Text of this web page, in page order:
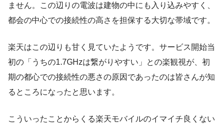
ません。この辺りの電波は建物の中にも入り込みやすく、
都会の中心での接続性の高さを担保する大切な帯域です。
楽天はこの辺りも甘く見ていたようです。サービス開始当
初の「うちの1.7GHzは繋がりやすい」との楽観視が、初
期の都心での接続性の悪さの原因であったのは皆さんが知
るところになったと思います。
こういったことからくる楽天モバイルのイマイチ良くない